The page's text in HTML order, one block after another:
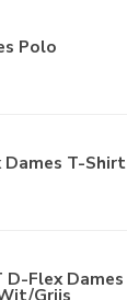
Polo
Dames T-Shirt
D-Flex Dames